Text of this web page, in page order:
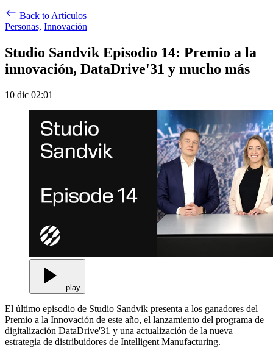
Back to Artículos
Personas, Innovación
Studio Sandvik Episodio 14: Premio a la
innovación, DataDrive'31 y mucho más
10 dic 02:01
play
El último episodio de Studio Sandvik presenta a los ganadores del
Premio a la Innovación de este año, el lanzamiento del programa de
digitalización DataDrive'31 y una actualización de la nueva
estrategia de distribuidores de Intelligent Manufacturing.